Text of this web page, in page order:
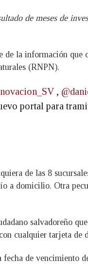
de meses de
de la información que
(RNPN).
,
portal para
de las 8
a domicilio. Otra
salvadoreño
cualquier tarjeta de
de vencimiento